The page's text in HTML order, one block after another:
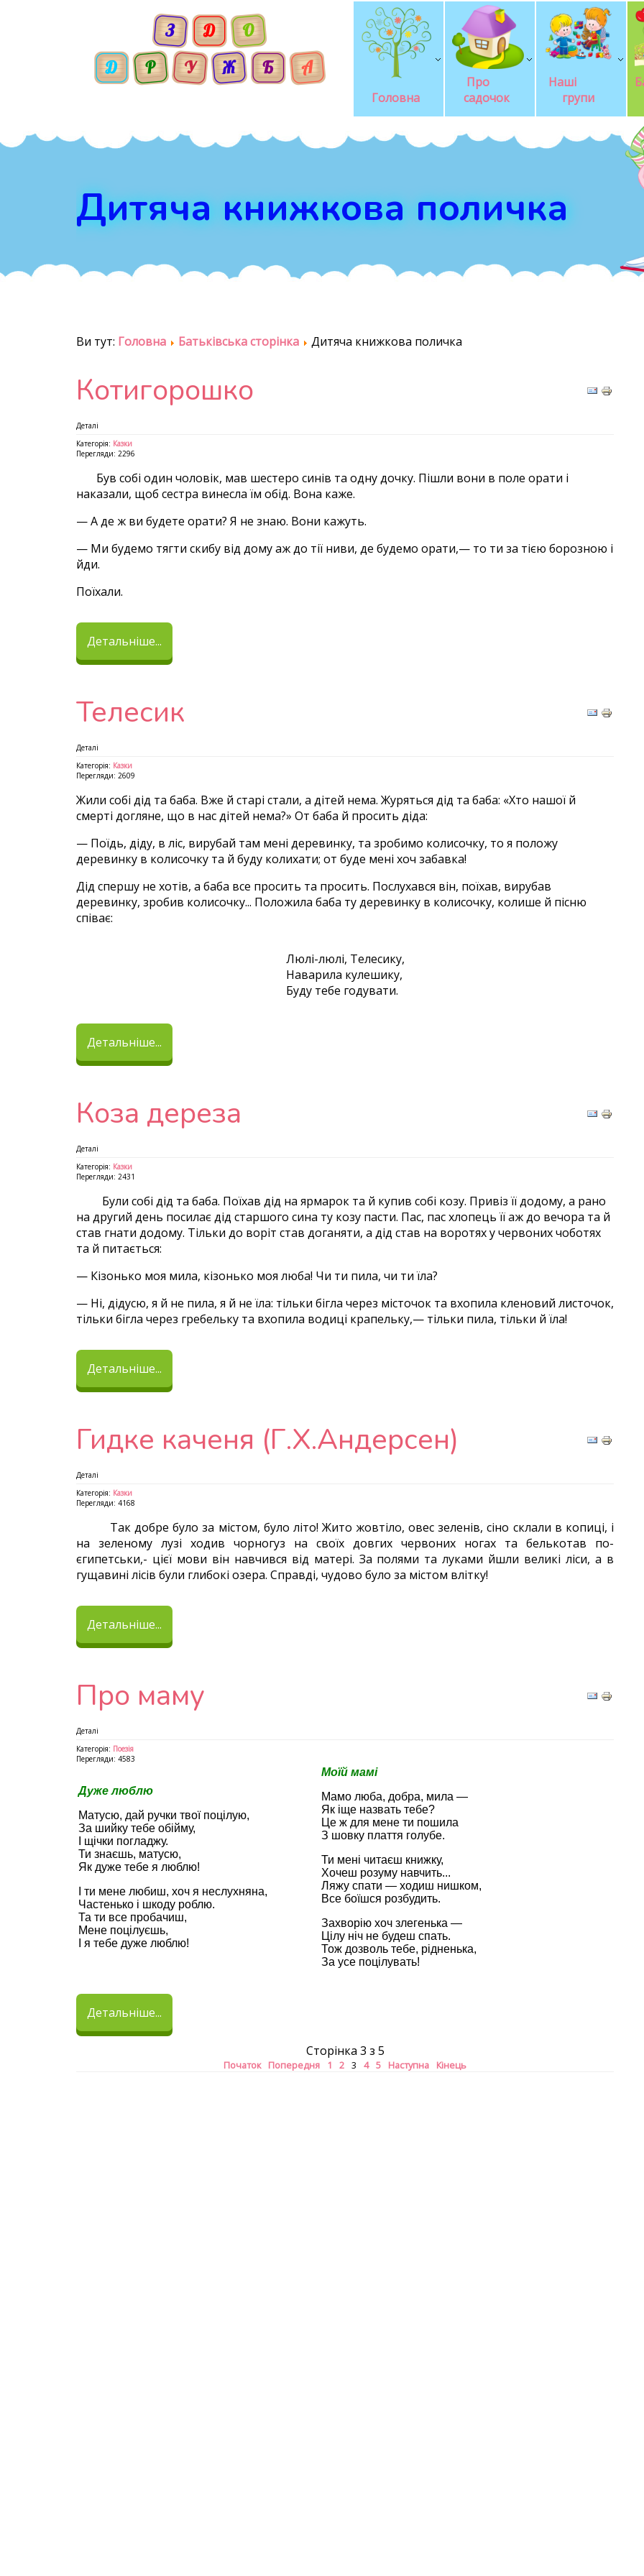
Головна
Про
садочок
Наші
групи
Дитяча книжкова поличка
Ви тут: Головна Батьківська сторінка Дитяча книжкова поличка
Котигорошко
Деталі
Категорія: Казки
Перегляди: 2296
Був собі один чоловік, мав шестеро синів та одну дочку. Пішли вони в поле орати і
наказали, щоб сестра винесла їм обід. Вона каже.
— А де ж ви будете орати? Я не знаю. Вони кажуть.
— Ми будемо тягти скибу від дому аж до тії ниви, де будемо орати,— то ти за тією борозною і
йди.
Поїхали.
Детальніше...
Телесик
Деталі
Категорія: Казки
Перегляди: 2609
Жили собі дід та баба. Вже й старі стали, а дітей нема. Журяться дід та баба: «Хто нашої й
смерті догляне, що в нас дітей нема?» От баба й просить діда:
— Поїдь, діду, в ліс, вирубай там мені деревинку, та зробимо колисочку, то я положу
деревинку в колисочку та й буду колихати; от буде мені хоч забавка!
Дід спершу не хотів, а баба все просить та просить. Послухався він, поїхав, вирубав
деревинку, зробив колисочку... Положила баба ту деревинку в колисочку, колише й пісню
співає:
Люлі-люлі, Телесику,
Наварила кулешику,
Буду тебе годувати.
Детальніше...
Коза дереза
Деталі
Категорія: Казки
Перегляди: 2431
Були собі дід та баба. Поїхав дід на ярмарок та й купив собі козу. Привіз її додому, а рано
на другий день посилає дід старшого сина ту козу пасти. Пас, пас хлопець її аж до вечора та й
став гнати додому. Тільки до воріт став доганяти, а дід став на воротях у червоних чоботях
та й питається:
— Кізонько моя мила, кізонько моя люба! Чи ти пила, чи ти їла?
— Ні, дідусю, я й не пила, я й не їла: тільки бігла через місточок та вхопила кленовий листочок,
тільки бігла через гребельку та вхопила водиці крапельку,— тільки пила, тільки й їла!
Детальніше...
Гидке каченя (Г.Х.Андерсен)
Деталі
Категорія: Казки
Перегляди: 4168
Так добре було за містом, було літо! Жито жовтіло, овес зеленів, сіно склали в копиці, і
на зеленому лузі ходив чорногуз на своїх довгих червоних ногах та белькотав по-
єгипетськи,- цієї мови він навчився від матері. За полями та луками йшли великі ліси, а в
гущавині лісів були глибокі озера. Справді, чудово було за містом влітку!
Детальніше...
Про маму
Деталі
Категорія: Поезія
Перегляди: 4583
Дуже люблю
Матусю, дай ручки твої поцілую,
За шийку тебе обійму,
І щічки погладжу.
Ти знаєшь, матусю,
Як дуже тебе я люблю!
І ти мене любиш, хоч я неслухняна,
Частенько і шкоду роблю.
Та ти все пробачиш,
Мене поцілуєшь,
І я тебе дуже люблю!
Моїй мамі
Мамо люба, добра, мила —
Як іще назвать тебе?
Це ж для мене ти пошила
З шовку плаття голубе.
Ти мені читаєш книжку,
Хочеш розуму навчить...
Ляжу спати — ходиш нишком,
Все боїшся розбудить.
Захворію хоч злегенька —
Цілу ніч не будеш спать.
Тож дозволь тебе, рідненька,
За усе поцілувать!
Детальніше...
Сторінка 3 з 5
Початок Попередня 1 2 3 4 5 Наступна Кінець